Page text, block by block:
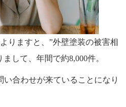
りますと、”外壁塗装の被害相
して、年間で約8,000件。
い合わせが来ていることになり